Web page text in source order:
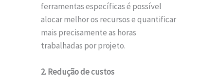
ferramentas específicas é possível
alocar melhor os recursos e quantificar
mais precisamente as horas
trabalhadas por projeto.
2. Redução de custos